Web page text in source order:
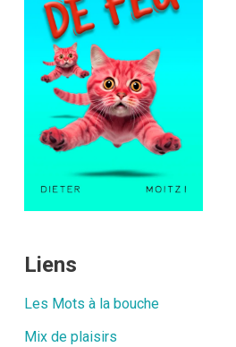
Liens
Les Mots à la bouche
Mix de plaisirs